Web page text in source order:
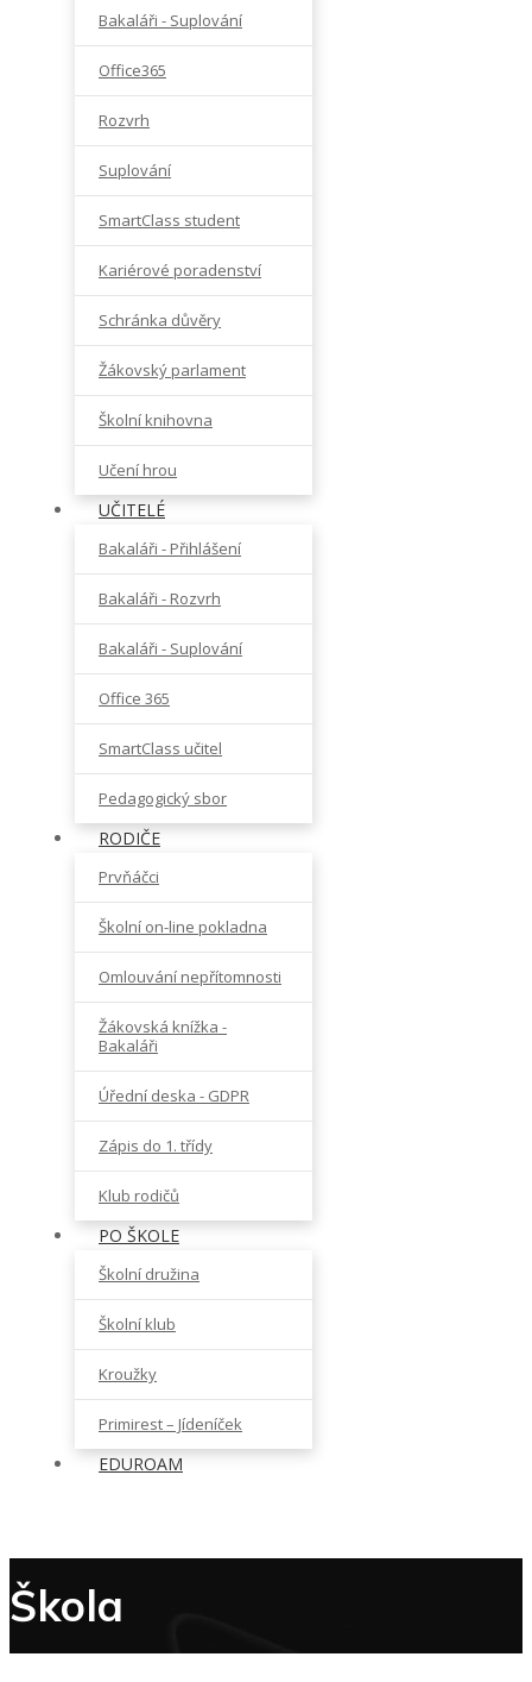
Bakaláři - Suplování
Office365
Rozvrh
Suplování
SmartClass student
Kariérové poradenství
Schránka důvěry
Žákovský parlament
Školní knihovna
Učení hrou
UČITELÉ
Bakaláři - Přihlášení
Bakaláři - Rozvrh
Bakaláři - Suplování
Office 365
SmartClass učitel
Pedagogický sbor
RODIČE
Prvňáčci
Školní on-line pokladna
Omlouvání nepřítomnosti
Žákovská knížka -
Bakaláři
Úřední deska - GDPR
Zápis do 1. třídy
Klub rodičů
PO ŠKOLE
Školní družina
Školní klub
Kroužky
Primirest – Jídeníček
EDUROAM
Škola